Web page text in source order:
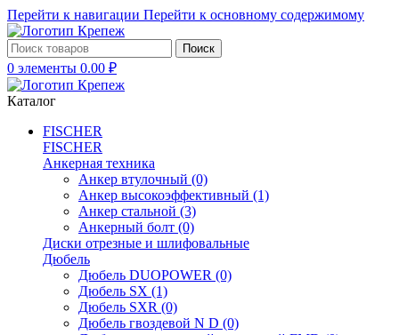
Перейти к навигации Перейти к основному содержимому
Поиск
0 элементы 0.00 ₽
Каталог
FISCHER
FISCHER
Анкерная техника
Анкер втулочный (0)
Анкер высокоэффективный (1)
Анкер стальной (3)
Анкерный болт (0)
Диски отрезные и шлифовальные
Дюбель
Дюбель DUOPOWER (0)
Дюбель SX (1)
Дюбель SXR (0)
Дюбель гвоздевой N D (0)